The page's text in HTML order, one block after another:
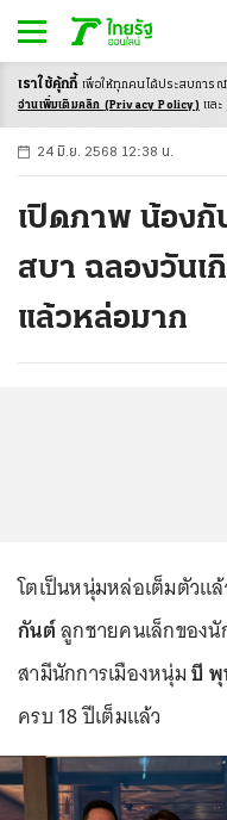
-ก ก ก+
24 มิ.ย. 2568 12:38 น.
เปิดภาพ น้องกั
สบา ฉลองวันเ
แล้วหล่อมาก
โตเป็นหนุ่มหล่อเต็มตัวแ
กันต์ลูกชายคนเล็กของนั
สามีนักการเมืองหนุ่มบี
ครบ 18 ปีเต็มแล้ว
เราใช้คุ้กกี้ เพื่อให้ทุกคนได้ประสบการณ์
อ่านเพิ่มเติมคลิก (Privacy Policy) และ